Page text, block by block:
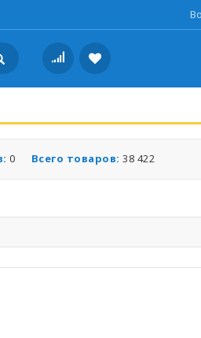
Всего товаров: 38 422
0